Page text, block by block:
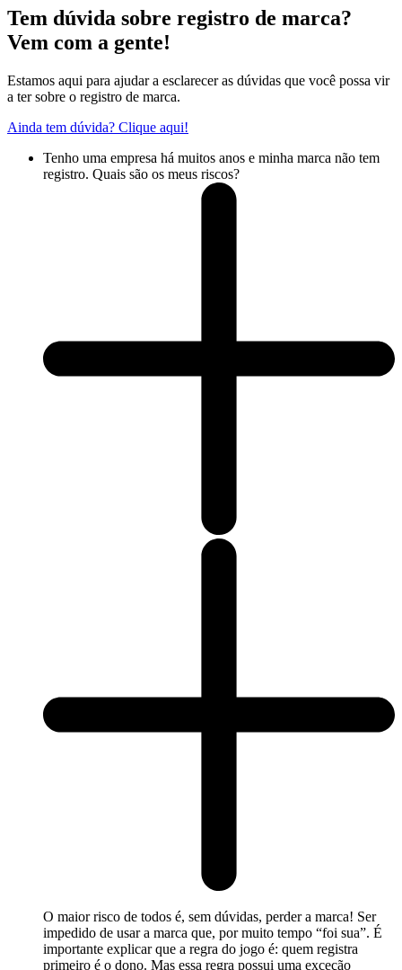
Tem dúvida sobre registro de marca?
Vem com a gente!
Estamos aqui para ajudar a esclarecer as dúvidas que você possa vir
a ter sobre o registro de marca.
Ainda tem dúvida? Clique aqui!
Tenho uma empresa há muitos anos e minha marca não tem
registro. Quais são os meus riscos?
O maior risco de todos é, sem dúvidas, perder a marca! Ser
impedido de usar a marca que, por muito tempo “foi sua”. É
importante explicar que a regra do jogo é: quem registra
primeiro é o dono. Mas essa regra possui uma exceção